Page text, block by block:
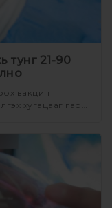
тунг 21-90
вакцин
хугацааг гар